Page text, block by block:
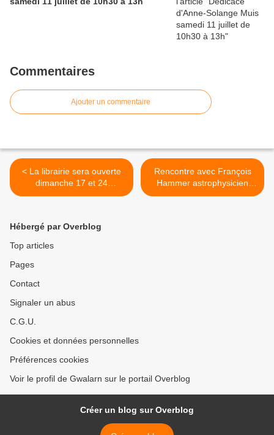
Commentaires
Ajouter un commentaire
< La librairie sera ouverte
dimanche 17 et 24
décembre
Rencontre avec François
Hammer astrophysicien
jeudi 25 janvier à 20h à
Hébergé par Overblog
Top articles
Pages
Contact
Signaler un abus
C.G.U.
Cookies et données personnelles
Préférences cookies
Voir le profil de Gwalarn sur le portail Overblog
Créer un blog sur Overblog